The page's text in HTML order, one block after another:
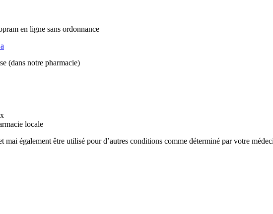
en ligne sans ordonnance
(dans notre pharmacie)
locale
mai également être utilisé pour d’autres conditions comme déterminé par votre